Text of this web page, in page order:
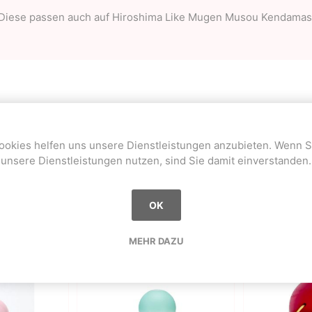
passen auch auf Hiroshima Like Mugen Musou
maple (21) , japanese (8), keyaki (3), sakura (1)
Sie haben bereits gekauft
helfen uns unsere Dienstleistungen anzubieten. Wenn
unsere Dienstleistungen nutzen, sind Sie damit einverstanden.
OK
MEHR DAZU